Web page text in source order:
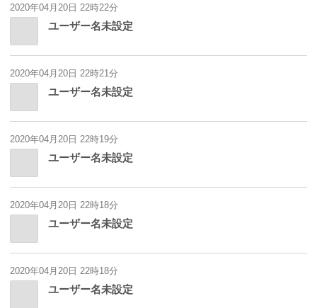
2020年04月20日 22時22分
ユーザー名未設定
2020年04月20日 22時21分
ユーザー名未設定
2020年04月20日 22時19分
ユーザー名未設定
2020年04月20日 22時18分
ユーザー名未設定
2020年04月20日 22時18分
ユーザー名未設定